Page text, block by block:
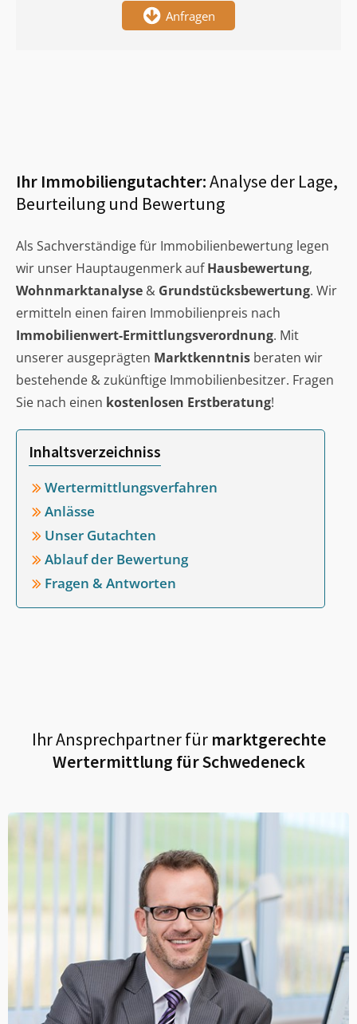
Anfragen
Ihr Immobiliengutachter:Analyse der Lage,
Beurteilung und Bewertung
Als Sachverständige für Immobilienbewertung legen
wir unser Hauptaugenmerk aufHausbewertung,
Wohnmarktanalyse & Grundstücksbewertung. Wir
ermitteln einen fairen Immobilienpreis nach
Immobilienwert-Ermittlungsverordnung. Mit
unserer ausgeprägten Marktkenntnis beraten wir
bestehende & zukünftige Immobilienbesitzer. Fragen
Sie nach einen kostenlosen Erstberatung!
Inhaltsverzeichniss
Wertermittlungsverfahren
Anlässe
Unser Gutachten
Ablauf der Bewertung
Fragen & Antworten
Ihr Ansprechpartner fürmarktgerechte
Wertermittlung fürSchwedeneck